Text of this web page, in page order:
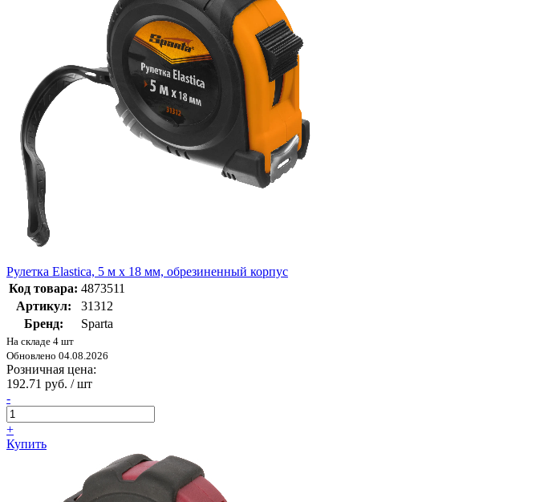
Рулетка Elastica, 5 м х 18 мм, обрезиненный корпус
Код товара: 4873511
Артикул:
31312
Бренд:
Sparta
На складе 4 шт
Обновлено 04.08.2026
Розничная цена:
192.71 руб. / шт
-
+
Купить